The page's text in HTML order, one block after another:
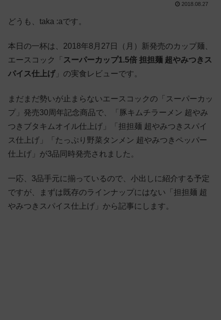
2018.08.27
どうも、taka :aです。
本日の一杯は、2018年8月27日（月）新発売のカップ麺、
エースコック「 スーパーカップ1.5倍 担担麺 超やみつきス
パイス仕上げ」の実食レビューです。
まだまだ勢いが止まらないエースコックの「スーパーカッ
プ」発売30周年記念商品で、「豚キムチラーメン 超やみ
つきブタキムオイル仕上げ」「担担麺 超やみつきスパイ
ス仕上げ」「たっぷり野菜タンメン 超やみつきペッパー
仕上げ」が3品同時発売されました。
一応、3品手元に揃っているので、小出しに紹介する予定
ですが、まずは既存のラインナップにはない「担担麺 超
やみつきスパイス仕上げ」から記事にします。